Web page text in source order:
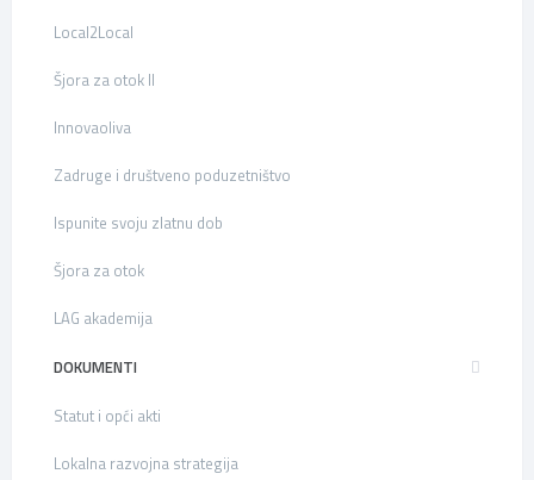
Local2Local
Šjora za otok II
Innovaoliva
Zadruge i društveno poduzetništvo
Ispunite svoju zlatnu dob
Šjora za otok
LAG akademija
DOKUMENTI
Statut i opći akti
Lokalna razvojna strategija